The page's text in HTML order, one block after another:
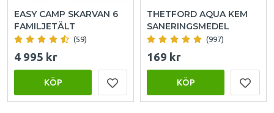
EASY CAMP SKARVAN 6
FAMILJETÄLT
(59)
4 995 kr
KÖP
THETFORD AQUA KEM
SANERINGSMEDEL
(997)
169 kr
KÖP